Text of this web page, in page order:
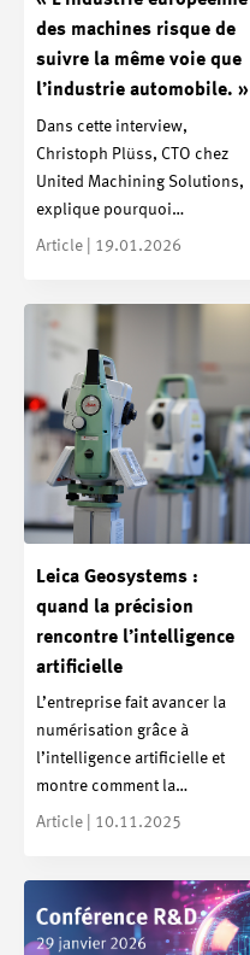
des machines risque de
suivre la même voie que
l’industrie automobile. »
Dans cette interview,
Christoph Plüss, CTO chez
United Machining Solutions,
explique pourquoi…
Article | 19.01.2026
Leica Geosystems :
quand la précision
rencontre l’intelligence
artificielle
L’entreprise fait avancer la
numérisation grâce à
l’intelligence artificielle et
montre comment la…
Article | 10.11.2025